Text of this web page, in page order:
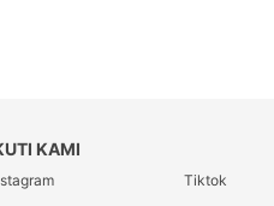
KAMI
Tiktok